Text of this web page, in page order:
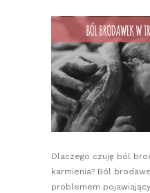
Dlaczego czuję ból
karmienia? Ból
problemem